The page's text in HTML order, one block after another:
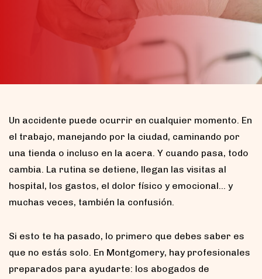
Un accidente puede ocurrir en cualquier momento. En
el trabajo, manejando por la ciudad, caminando por
una tienda o incluso en la acera. Y cuando pasa, todo
cambia. La rutina se detiene, llegan las visitas al
hospital, los gastos, el dolor físico y emocional… y
muchas veces, también la confusión.
Si esto te ha pasado, lo primero que debes saber es
que no estás solo. En Montgomery, hay profesionales
preparados para ayudarte: los abogados de